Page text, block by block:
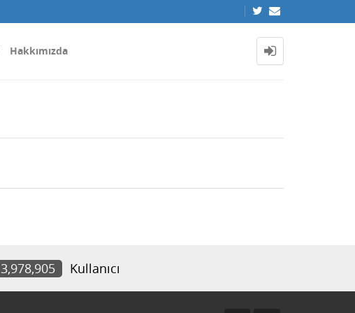
Hakkımızda
3,978,905 Kullanıcı